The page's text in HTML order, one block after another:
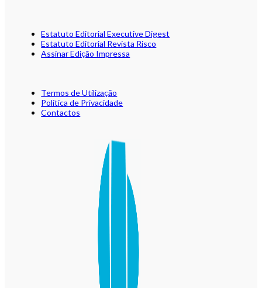
Estatuto Editorial Executive Digest
Estatuto Editorial Revista Risco
Assinar Edição Impressa
Termos de Utilização
Política de Privacidade
Contactos